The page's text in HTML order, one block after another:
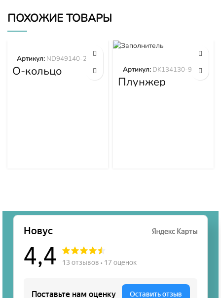
ПОХОЖИЕ ТОВАРЫ
О-кольцо
ND949140-2570
Артикул: ND949140-2570
Плунжер
DK134130-9320
Артикул: DK134130-9320